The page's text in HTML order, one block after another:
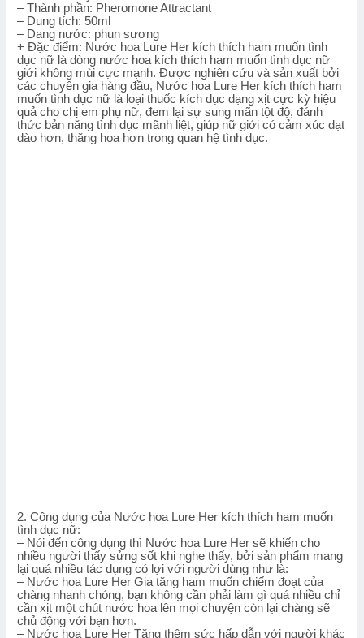
– Thành phần: Pheromone Attractant
– Dung tích: 50ml
– Dang nước: phun sương
+ Đặc điểm: Nước hoa Lure Her kích thích ham muốn tình
dục nữ là dòng nước hoa kích thích ham muốn tình dục nữ
giới không mùi cực mạnh. Được nghiên cứu và sản xuất bởi
các chuyên gia hàng đầu, Nước hoa Lure Her kích thích ham
muốn tình dục nữ là loại thuốc kích dục dạng xịt cực kỳ hiệu
quả cho chị em phụ nữ, đem lại sự sung mãn tột độ, đánh
thức bản năng tình dục mãnh liệt, giúp nữ giới có cảm xúc dạt
dào hơn, thăng hoa hơn trong quan hệ tình dục.
2. Công dụng của Nước hoa Lure Her kích thích ham muốn
tình dục nữ:
– Nói đến công dụng thì Nước hoa Lure Her sẽ khiến cho
nhiều người thấy sửng sốt khi nghe thấy, bởi sản phẩm mang
lại quá nhiều tác dụng có lợi với người dùng như là:
– Nước hoa Lure Her Gia tăng ham muốn chiếm đoạt của
chàng nhanh chóng, bạn không cần phải làm gì quá nhiều chỉ
cần xịt một chút nước hoa lên mọi chuyện còn lại chàng sẽ
chủ động với bạn hơn.
– Nước hoa Lure Her Tăng thêm sức hấp dẫn với người khác